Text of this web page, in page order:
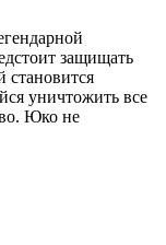
защищать
становится
уничтожить все
Юко не